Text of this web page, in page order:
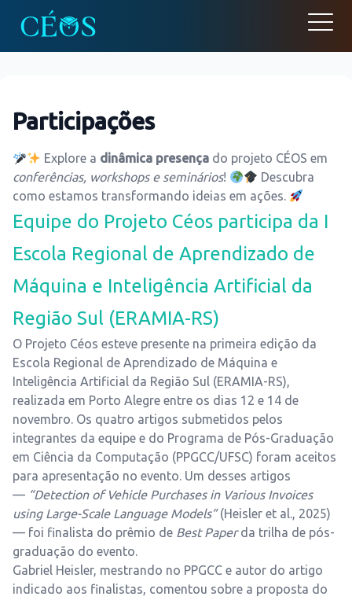
Participações
Explore a dinâmica presença do projeto CÉOS em
conferências, workshops e seminários!
Descubra
como estamos transformando ideias em ações.
Equipe do Projeto Céos participa da I
Escola Regional de Aprendizado de
Máquina e Inteligência Artificial da
Região Sul (ERAMIA-RS)
O Projeto Céos esteve presente na primeira edição da
Escola Regional de Aprendizado de Máquina e
Inteligência Artificial da Região Sul (ERAMIA-RS),
realizada em Porto Alegre entre os dias 12 e 14 de
novembro. Os quatro artigos submetidos pelos
integrantes da equipe e do Programa de Pós-Graduação
em Ciência da Computação (PPGCC/UFSC) foram aceitos
para apresentação no evento. Um desses artigos
— “Detection of Vehicle Purchases in Various Invoices
using Large-Scale Language Models”(Heisler et al., 2025)
— foi finalista do prêmio de Best Paperda trilha de pós-
graduação do evento.
Gabriel Heisler, mestrando no PPGCC e autor do artigo
indicado aos finalistas, comentou sobre a proposta do